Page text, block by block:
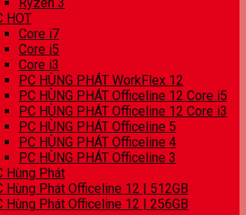
HOT
Core i7
Core i5
Core i3
PC HÙNG PHÁT WorkFlex 12
PC HÙNG PHÁT Officeline 12 Core i5
PC HÙNG PHÁT Officeline 12 Core i3
PC HÙNG PHÁT Officeline 5
PC HÙNG PHÁT Officeline 4
PC HÙNG PHÁT Officeline 3
Hùng Phát
Hùng Phát Officeline 12 | 512GB
Hùng Phát Officeline 12 | 256GB